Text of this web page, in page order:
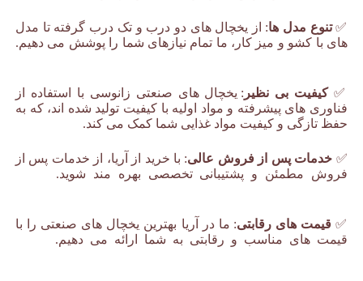
✅تنوع مدل ها: از یخچال های دو درب و تک درب گرفته تا مدل
های با کشو و میز کار، ما تمام نیازهای شما را پوشش می دهیم.
✅کیفیت بی نظیر : یخچال های صنعتی زانوسی با استفاده از
فناوری های پیشرفته و مواد اولیه با کیفیت تولید شده اند، که به
حفظ تازگی و کیفیت مواد غذایی شما کمک می کند.
✅ خدمات پس از فروش عالی: با خرید از آریا، از خدمات پس از
فروش مطمئن و پشتیبانی تخصصی بهره مند شوید.
✅قیمت های رقابتی: ما در آریا بهترین یخچال های صنعتی را با
قیمت های مناسب و رقابتی به شما ارائه می دهیم.